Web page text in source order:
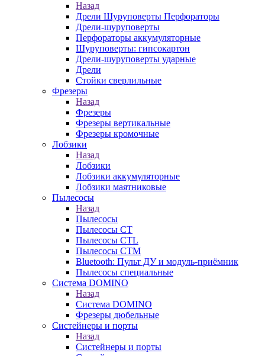
Назад
Дрели Шуруповерты Перфораторы
Дрели-шуруповерты
Перфораторы аккумуляторные
Шуруповерты: гипсокартон
Дрели-шуруповерты ударные
Дрели
Стойки сверлильные
Фрезеры
Назад
Фрезеры
Фрезеры вертикальные
Фрезеры кромочные
Лобзики
Назад
Лобзики
Лобзики аккумуляторные
Лобзики маятниковые
Пылесосы
Назад
Пылесосы
Пылесосы CT
Пылесосы CTL
Пылесосы CTM
Bluetooth: Пульт ДУ и модуль-приёмник
Пылесосы специальные
Система DOMINO
Назад
Система DOMINO
Фрезеры дюбельные
Систейнеры и порты
Назад
Систейнеры и порты